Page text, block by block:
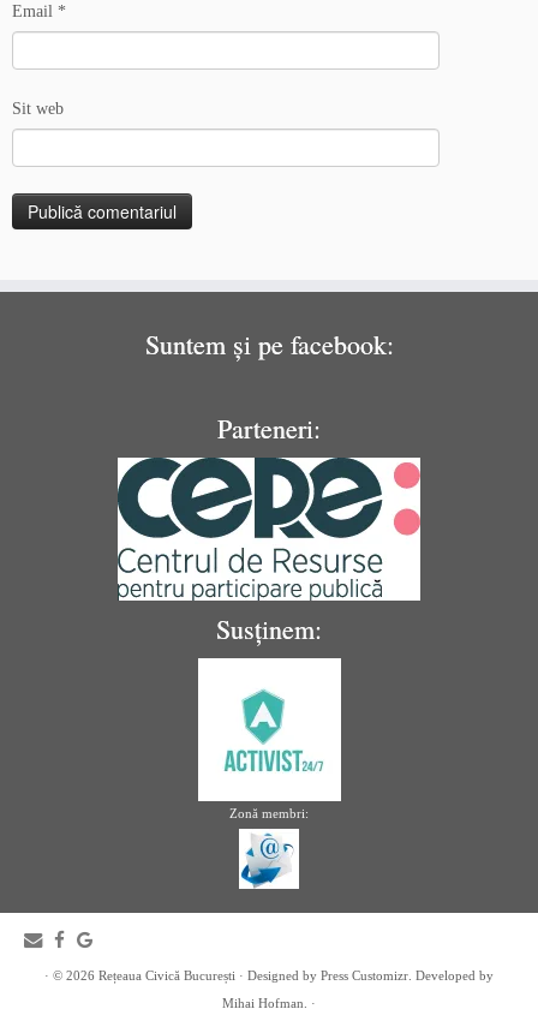
Email *
Sit web
Suntem și pe facebook:
Parteneri:
Susținem:
Zonă membri:
· © 2026 Rețeaua Civică București · Designed by Press Customizr . Developed by
Mihai Hofman. ·